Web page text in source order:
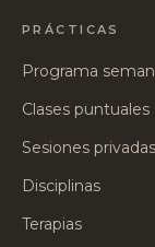
PRÁCTICAS
Programa
Clases puntuales
Sesiones privadas
Disciplinas
Terapias